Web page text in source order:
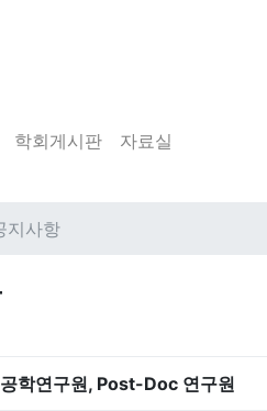
학회게시판 자료실
지사항
학연구원, Post-Doc 연구원